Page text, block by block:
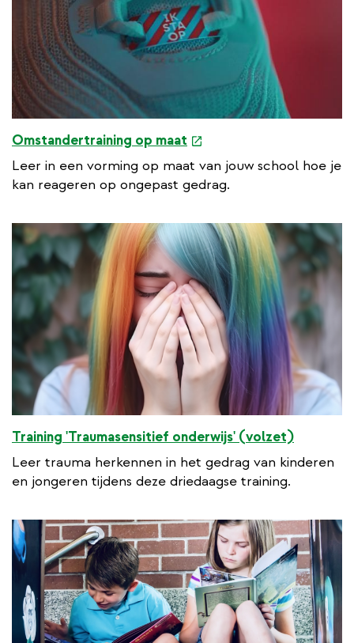
Omstandertraining op maat
e
x
t
n
a
l
l
k
Leer in een vorming op maat van jouw school hoe je
kan reageren op ongepast gedrag.
Training 'Traumasensitief onderwijs' (volzet)
Leer trauma herkennen in het gedrag van kinderen
en jongeren tijdens deze driedaagse training.